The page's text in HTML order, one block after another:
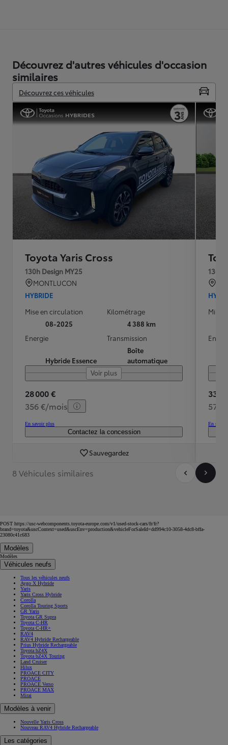
Découvrez d'autres véhicules d'occasion
similaires
Découvrez ces véhicules
Toyota Yaris Cross
130h Design MY25
MONTLUCON
HYBRIDE
Mise en circulation
08-2025
Kilométrage
4 388 km
Energie
Hybride Essence
Transmission
Boîte
automatique
Voir plus
28 000 €
356 €/mois
En savoir plus
Contactez la concession
Sauvegardez
130h
Mise
33
572
En
8 Véhicules similaires
POST https://usc-webcomponents.toyota-europe.com/v1/used-stock-cars/fr/fr?
brand=toyota&uscContext=used&uscEnv=production&vehicleForSaleId=dd994c10-3058-4dc8-bffa-
23080c41c683
Modèles
Modèles
Véhicules neufs
Tous les véhicules neufs
Aygo X Hybride
Yaris
Yaris Cross Hybride
Corolla
Corolla Touring Sports
GR Yaris
Toyota GR Supra
Toyota C-HR
Toyota C-HR+
RAV4
RAV4 Hybride Rechargeable
Prius Hybride Rechargeable
Toyota bZ4X
Toyota bZ4X Touring
Land Cruiser
Hilux
PROACE CITY
PROACE
PROACE Verso
PROACE MAX
Mirai
Modèles à venir
Nouvelle Yaris Cross
Nouveau RAV4 Hybride Rechargeable
Les catégories